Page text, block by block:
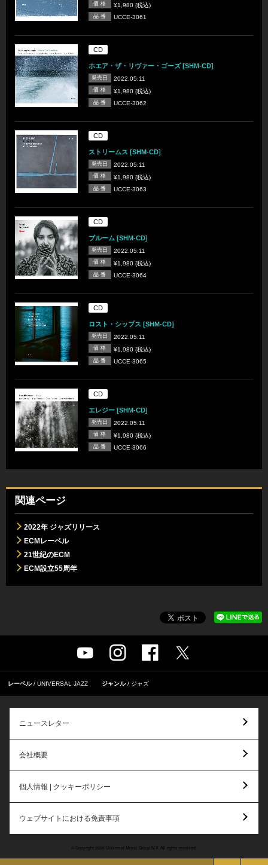
価 格 ¥1,980 (税込)
品 番 UCCE-3061
CD
ホエア・ザ・リヴァー・ゴーズ [SHM-CD]
発売日 2022.05.11
価 格 ¥1,980 (税込)
品 番 UCCE-3062
CD
ストリームス [SHM-CD]
発売日 2022.05.11
価 格 ¥1,980 (税込)
品 番 UCCE-3063
CD
ブルーム [SHM-CD]
発売日 2022.05.11
価 格 ¥1,980 (税込)
品 番 UCCE-3064
CD
ロスト・シップス [SHM-CD]
発売日 2022.05.11
価 格 ¥1,980 (税込)
品 番 UCCE-3065
CD
エレジー [SHM-CD]
発売日 2022.05.11
価 格 ¥1,980 (税込)
品 番 UCCE-3066
関連ページ
2022年 ジャズリリース
ECMレーベル
21世紀のECM
ECM設立55周年
レーベル UNIVERSAL JAZZ ジャンル ジャズ
ニュースレター
会社概要
個人情報 | クッキーポリシー
ウェブサイトにおける免責事項
© Copyright 2026 Universal Music Group N.V. All rights reserved.